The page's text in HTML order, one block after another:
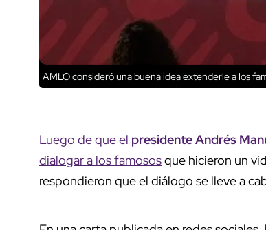
AMLO consideró una buena idea extenderle a los
Luego de que el presidente Andrés
dialogar a los famososque hicieron un
respondieron que el diálogo se lleve a